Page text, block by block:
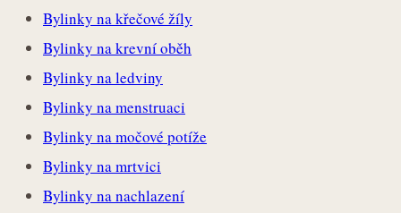
Bylinky na křečové žíly
Bylinky na krevní oběh
Bylinky na ledviny
Bylinky na menstruaci
Bylinky na močové potíže
Bylinky na mrtvici
Bylinky na nachlazení